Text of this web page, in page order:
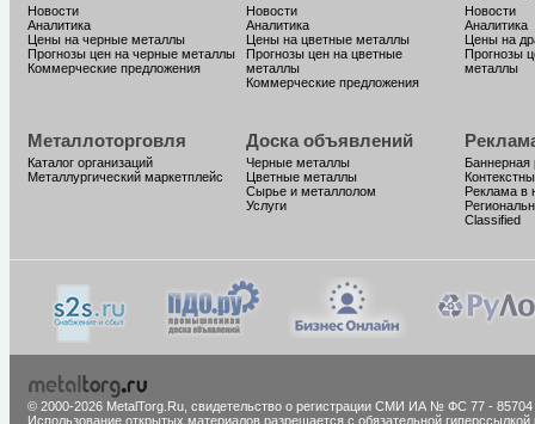
Новости
Аналитика
Цены на черные металлы
Прогнозы цен на черные металлы
Коммерческие предложения
Новости
Аналитика
Цены на цветные металлы
Прогнозы цен на цветные
металлы
Коммерческие предложения
Новости
Аналитика
Цены на
Прогнозы
металлы
Металлоторговля
Каталог организаций
Металлургический маркетплейс
Доска объявлений
Черные металлы
Цветные металлы
Сырье и металлолом
Услуги
Баннерная
Реклама в
Classified
© 2000-2026 MetalTorg.Ru, cвидетельство о регистрации СМИ ИА № ФС 77 - 85704
Использование открытых материалов разрешается с обязательной гиперссылкой